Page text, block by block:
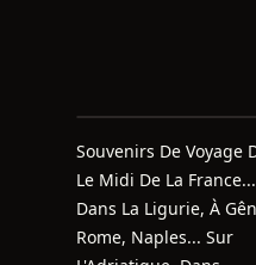
Souvenirs De Voyage
Le Midi De La France...
Dans La Ligurie, À
Rome, Naples... Sur